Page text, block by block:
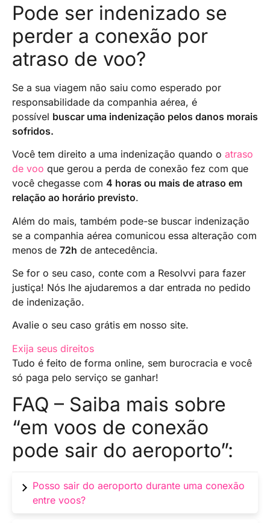
Pode ser indenizado se
perder a conexão por
atraso de voo?
‍Se a sua viagem não saiu como esperado por
responsabilidade da companhia aérea, é
possível buscar uma indenização pelos danos morais
sofridos.
‍Você tem direito a uma indenização quando o atraso
de voo que gerou a perda de conexão fez com que
você chegasse com 4 horas ou mais de atraso em
relação ao horário previsto.
Além do mais, também pode-se buscar indenização
se a companhia aérea comunicou essa alteração com
menos de 72h de antecedência.
Se for o seu caso, conte com a Resolvvi para fazer
justiça! Nós lhe ajudaremos a dar entrada no pedido
de indenização.
Avalie o seu caso grátis em nosso site.
Exija seus direitos
Tudo é feito de forma online, sem burocracia e você
só paga pelo serviço se ganhar!
FAQ – Saiba mais sobre
“em voos de conexão
pode sair do aeroporto”:
Posso sair do aeroporto durante uma conexão
entre voos?